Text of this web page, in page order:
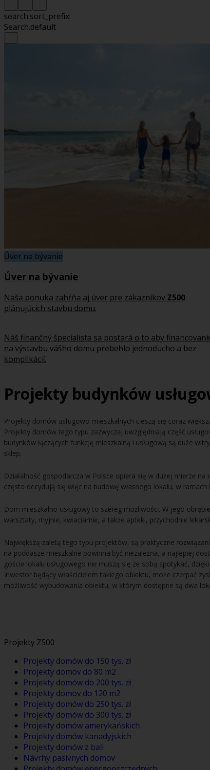
search.sort_prefix:
Search.default
Úver na bývanie
Úver na bývanie
Naša ponuka zahŕňa aj úver pre zákazníkov Z500
plánujúcich stavbu domu.
Náš finančný špecialista sa postará o to aby
na výstavbu vášho domu prebehlo jednoducho a bez
komplikácií.
Projekty budynków
Projekty domów usługowo-mieszkalnych cieszą się coraz
Projekty domów tego typu zazwyczaj uwzględniają część
budynków łączących funkcję mieszkalną i usługową są duże
sklep.
Działalność gospodarcza w Polsce opiera się w dużej mierze
często decydują się więc na budowę własnego lokalu, w ramach
Dom mieszkalno-usługowy to szereg możliwości. W jego
warsztaty, myjnie, kwiaciarnie, a także apteki, przychodnie
Największą zaletą tego typu projektów, są praktyczne
na poddasze mieszkalne powinna być niezależna, a najlepiej
goście lokalu usługowego nie muszą się ze sobą spotykać,
Inwestor będący właścicielem takiego obiektu, może czerpać
możliwość wybudowania obiektu, w którym dostępne są dwa
Projekty Z500
Projekty domów do 150 tys. zł
Projekty domov do 80 m2
Projekty domów do 200 tys. zł
Projekty domov do 120 m2
Projekty domów do 250 tys. zł
Projekty domów do 300 tys. zł
Projekty domów amerykańskich
Projekty domów kanadyjskich
Projekty domów z bali
Návrhy pasívnych domov